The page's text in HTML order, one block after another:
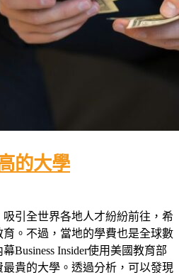
的大學
引全世界各地人才紛紛前往，希
。不過，當地的學費也是全球數
Business Insider使用美國教育部
貴的大學。透過分析，可以發現